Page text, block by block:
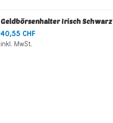
Geldbörsenhalter Irisch Schwarz
40,55 CHF
inkl. MwSt.